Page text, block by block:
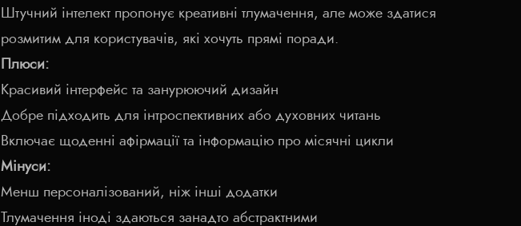
Штучний інтелект пропонує креативні тлумачення, але може здатися
розмитим для користувачів, які хочуть прямі поради.
Плюси:
Красивий інтерфейс та занурюючий дизайн
Добре підходить для інтроспективних або духовних читань
Включає щоденні афірмації та інформацію про місячні цикли
Мінуси:
Менш персоналізований, ніж інші додатки
Тлумачення іноді здаються занадто абстрактними